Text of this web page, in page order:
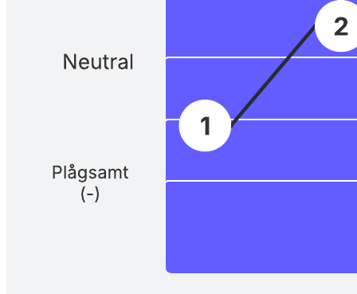
Inled processen med att utveckla angenäma upplevelser genom att
skapa en karta över kundresan. Registrera handlingar, känslor och
tankar som en kund eller användare upplever när de använder en
produkt eller går igenom en process.
Vad är en kundresekarta?
För att ditt företag ska lyckas måste du göra dina kunder nöjda – och
för att göra dem nöjda måste du förstå dem. En karta över kundresan
kan hjälpa dig.
Den här mallen
för en kundresekarta
hypotetisk kunds upplevelse av ditt företag. Du kartlägger